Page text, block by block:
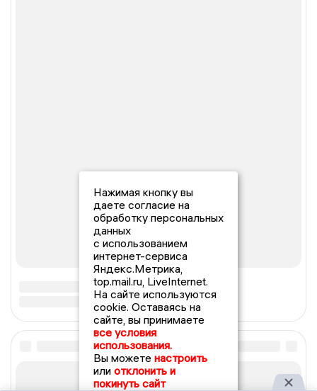
Нажимая кнопку вы
даете согласие на
обработку персональных
данных
с использованием
интернет-сервиса
Яндекс.Метрика,
top.mail.ru, LiveInternet.
На сайте используются
cookie. Оставаясь на
сайте, вы принимаете
все условия
использования.
Вы можете настроить
или отклонить и
покинуть сайт